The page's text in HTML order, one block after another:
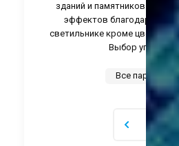
зданий и памятников. С
эффектов благодаря
светильнике кроме цветов
Выбор угла
Все